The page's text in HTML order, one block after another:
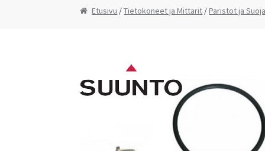
EtusivuTietosuojaselosteToimitusehdot
Etusivu /Tietokoneet ja Mittarit /Paristot ja